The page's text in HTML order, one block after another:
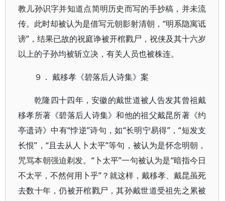
教儿孙识字并知道点简明历史而写的手抄稿，并未流
传。此时却被认为是借写元朝影射清朝，“明系隐寓诋
谤”，结果已故的祝庭诤被开棺戮尸，祝侠及其十六岁
以上的子孙均被斩立决，有关人员也被株连。
９． 戴移孝《碧落后人诗集》案
乾隆四十四年，安徽的戴世道被人告发其曾祖戴
移孝所著《碧落后人诗集》和他的祖父戴昆所著《约
亭遗诗》中有“悖逆”诗句，如“长明宁易得”，“短发支
长恨”，“且去从人卜太平”等句，被认为是怀念明朝，
咒骂本朝强迫剃发。“卜太平”一句被认为是“暗指今日
不太平，不然何用卜乎”？就这样，戴移孝、戴昆虽死
去数十年，仍被开棺戮尸，其孙戴世道受祖先之累被